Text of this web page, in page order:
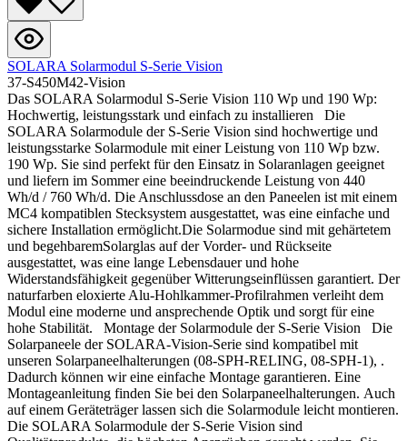
SOLARA Solarmodul S-Serie Vision
37-S450M42-Vision
Das SOLARA Solarmodul S-Serie Vision 110 Wp und 190 Wp:
Hochwertig, leistungsstark und einfach zu installieren Die
SOLARA Solarmodule der S-Serie Vision sind hochwertige und
leistungsstarke Solarmodule mit einer Leistung von 110 Wp bzw.
190 Wp. Sie sind perfekt für den Einsatz in Solaranlagen geeignet
und liefern im Sommer eine beeindruckende Leistung von 440
Wh/d / 760 Wh/d. Die Anschlussdose an den Paneelen ist mit einem
MC4 kompatiblen Stecksystem ausgestattet, was eine einfache und
sichere Installation ermöglicht.Die Solarmodue sind mit gehärtetem
und begehbaremSolarglas auf der Vorder- und Rückseite
ausgestattet, was eine lange Lebensdauer und hohe
Widerstandsfähigkeit gegenüber Witterungseinflüssen garantiert. Der
naturfarben eloxierte Alu-Hohlkammer-Profilrahmen verleiht dem
Modul eine moderne und ansprechende Optik und sorgt für eine
hohe Stabilität. Montage der Solarmodule der S-Serie Vision Die
Solarpaneele der SOLARA-Vision-Serie sind kompatibel mit
unseren Solarpaneelhalterungen (08-SPH-RELING, 08-SPH-1), .
Dadurch können wir eine einfache Montage garantieren. Eine
Montageanleitung finden Sie bei den Solarpaneelhalterungen. Auch
auf einem Geräteträger lassen sich die Solarmodule leicht montieren.
Die SOLARA Solarmodule der S-Serie Vision sind